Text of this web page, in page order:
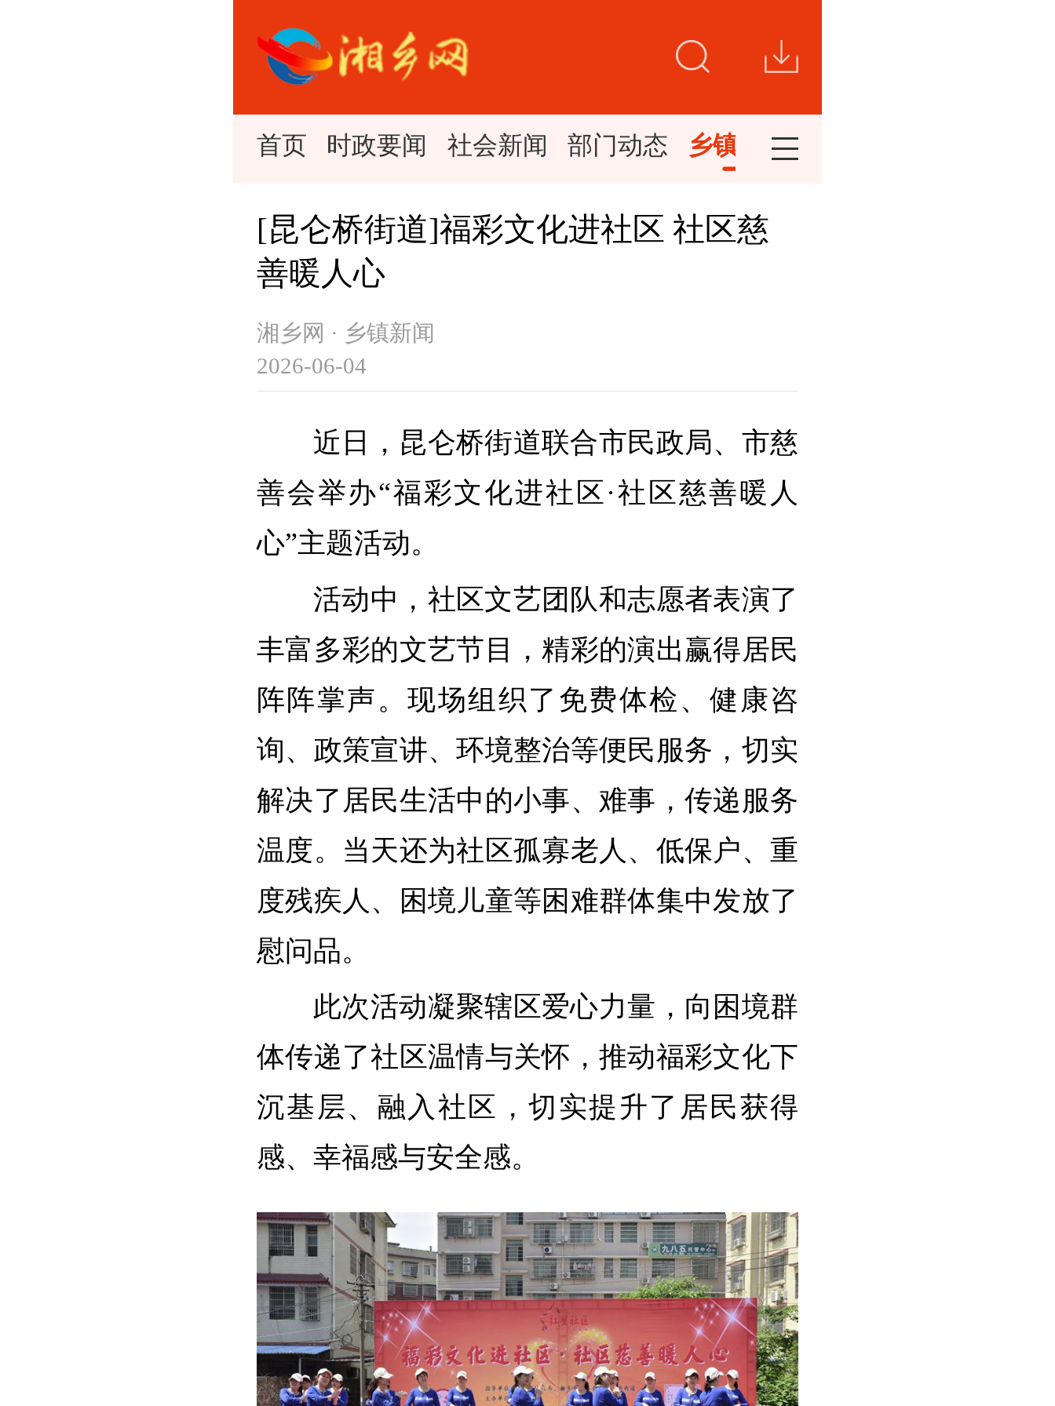
首页 时政要闻 社会新闻 部门动态 乡镇新闻
[昆仑桥街道]福彩文化进社区 社区慈
善暖人心
湘乡网 · 乡镇新闻
2026-06-04
近日，昆仑桥街道联合市民政局、市慈
善会举办“福彩文化进社区·社区慈善暖人
心”主题活动。
活动中，社区文艺团队和志愿者表演了
丰富多彩的文艺节目，精彩的演出赢得居民
阵阵掌声。现场组织了免费体检、健康咨
询、政策宣讲、环境整治等便民服务，切实
解决了居民生活中的小事、难事，传递服务
温度。当天还为社区孤寡老人、低保户、重
度残疾人、困境儿童等困难群体集中发放了
慰问品。
此次活动凝聚辖区爱心力量，向困境群
体传递了社区温情与关怀，推动福彩文化下
沉基层、融入社区，切实提升了居民获得
感、幸福感与安全感。